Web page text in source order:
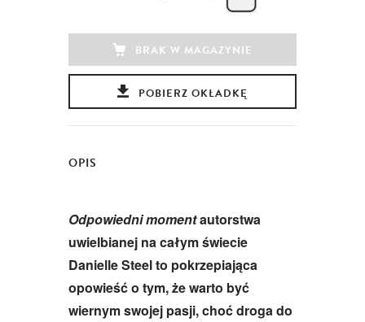
BRAK W MAGAZYNIE
POBIERZ OKŁADKĘ
OPIS
Odpowiedni momentautorstwa
uwielbianej na całym świecie
Danielle Steel to pokrzepiająca
opowieść o tym, że warto być
wiernym swojej pasji, choć droga do